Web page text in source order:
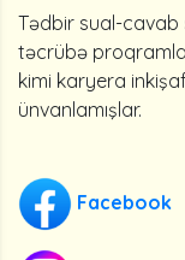
Tədbir sual-cavab
təcrübə
kimi karyera
ünvanlamışlar.
Facebook